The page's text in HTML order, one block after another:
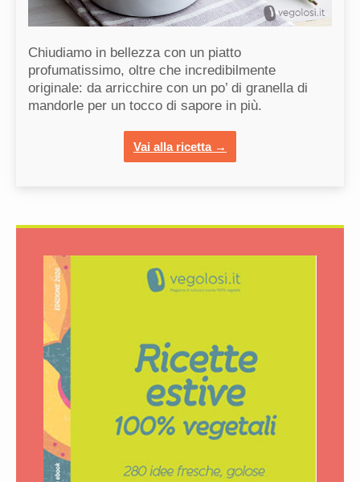
Chiudiamo in bellezza con un piatto
profumatissimo, oltre che incredibilmente
originale: da arricchire con un po’ di granella di
mandorle per un tocco di sapore in più.
Vai alla ricetta →